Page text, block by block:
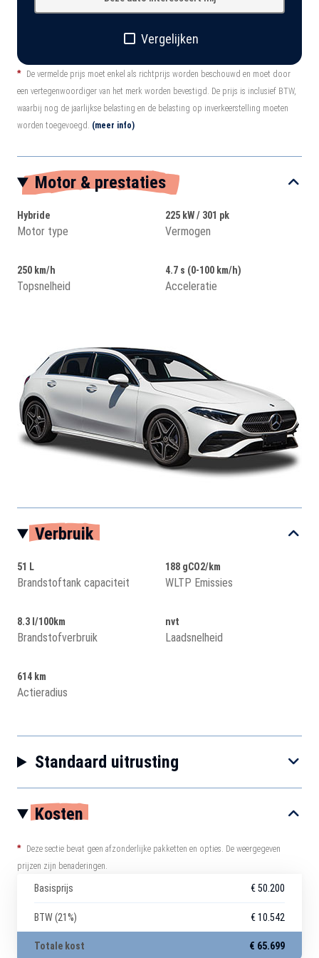
Vergelijken
*
De vermelde prijs moet enkel als richtprijs worden beschouwd en moet door
een vertegenwoordiger van het merk worden bevestigd. De prijs is inclusief BTW,
waarbij nog de jaarlijkse belasting en de belasting op inverkeerstelling moeten
worden toegevoegd. (meer info)
Motor & prestaties
Hybride
Motor type
225 kW / 301 pk
Vermogen
250 km/h
Topsnelheid
4.7 s (0-100 km/h)
Acceleratie
Verbruik
51 L
Brandstoftank capaciteit
188 gCO2/km
WLTP Emissies
8.3 l/100km
Brandstofverbruik
nvt
Laadsnelheid
614 km
Actieradius
Standaard uitrusting
Kosten
*
Deze sectie bevat geen afzonderlijke pakketten en opties. De weergegeven
prijzen zijn benaderingen.
Basisprijs € 50.200
BTW (21%) € 10.542
Totale kost € 65.699